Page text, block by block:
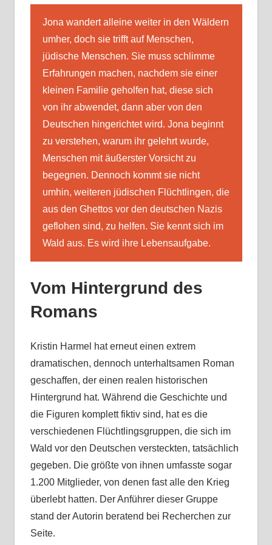
Jona wandert alleine weiter in den Wäldern
umher, doch sie trifft auf Menschen,
jüdische Menschen. Sie muss schlimme
Erfahrungen machen, nachdem sie einer
kleinen Familie geholfen hat, diese sich
von ihr abwendet, dann aber von den
Deutschen hingerichtet wird. Jona beginnt
zu verstehen, warum ihr gelehrt wurde,
Menschen mit äußerster Vorsicht zu
begegnen. Dennoch kommt sie nicht
umhin, weiteren jüdischen Flüchtlingen, die
aus den Ghettos vor den deutschen Nazis
geflohen sind, zu helfen. Sie kennt sich im
Wald aus. Es wird ihre Lebensaufgabe.
Vom Hintergrund des
Romans
Kristin Harmel hat erneut einen extrem
dramatischen, dennoch unterhaltsamen Roman
geschaffen, der einen realen historischen
Hintergrund hat. Während die Geschichte und
die Figuren komplett fiktiv sind, hat es die
verschiedenen Flüchtlingsgruppen, die sich im
Wald vor den Deutschen versteckten, tatsächlich
gegeben. Die größte von ihnen umfasste sogar
1.200 Mitglieder, von denen fast alle den Krieg
überlebt hatten. Der Anführer dieser Gruppe
stand der Autorin beratend bei Recherchen zur
Seite.